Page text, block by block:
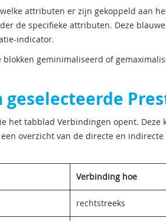
attributen er zijn gekoppeld aan
de specifieke attributen. Deze
indicator.
geminimaliseerd of
geselecteerde
het tabblad Verbindingen opent. Deze
overzicht van de directe en
Verbinding hoe
rechtstreeks